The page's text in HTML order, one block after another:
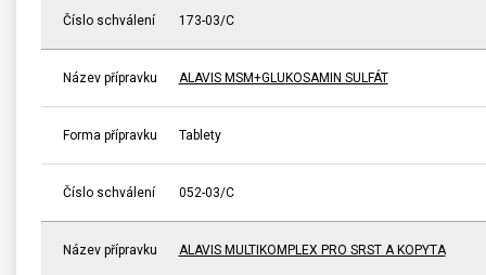
Číslo schválení 173-03/C
Název přípravku ALAVIS MSM+GLUKOSAMIN SULFÁT
Forma přípravku Tablety
Číslo schválení 052-03/C
Název přípravku ALAVIS MULTIKOMPLEX PRO SRST A KOPYTA